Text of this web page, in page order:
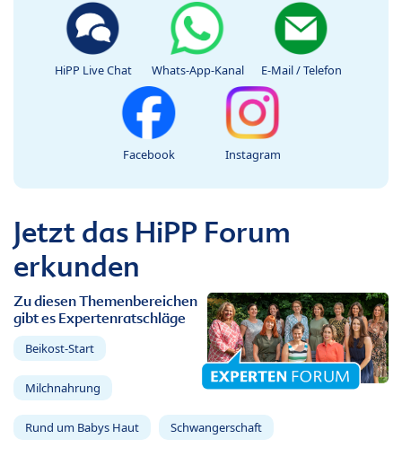
HiPP Live Chat Whats-App-Kanal E-Mail / Telefon
Facebook Instagram
Jetzt das HiPP Forum
erkunden
Zu diesen Themenbereichen
gibt es Expertenratschläge
Beikost-Start
Milchnahrung
Rund um Babys Haut Schwangerschaft